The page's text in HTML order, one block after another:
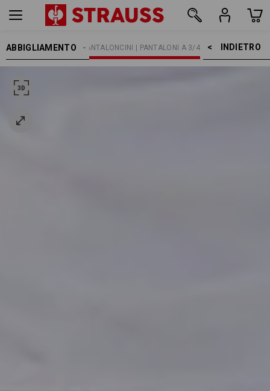
ABBIGLIAMENTO INDIETRO    >
PANTALONCINI | PANTALONI A 3/4
PANTALONI